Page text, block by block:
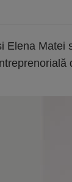
Elena Matei